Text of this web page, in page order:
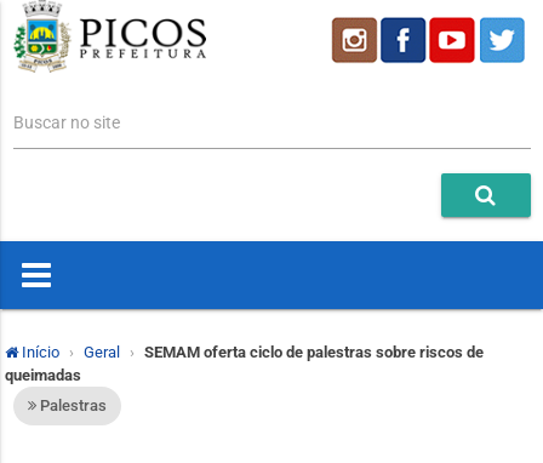
Buscar no site
Início Geral
SEMAM oferta ciclo de palestras sobre riscos de
queimadas
Palestras